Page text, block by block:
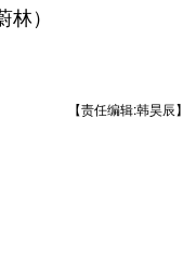
）
【责任编辑:韩昊辰】